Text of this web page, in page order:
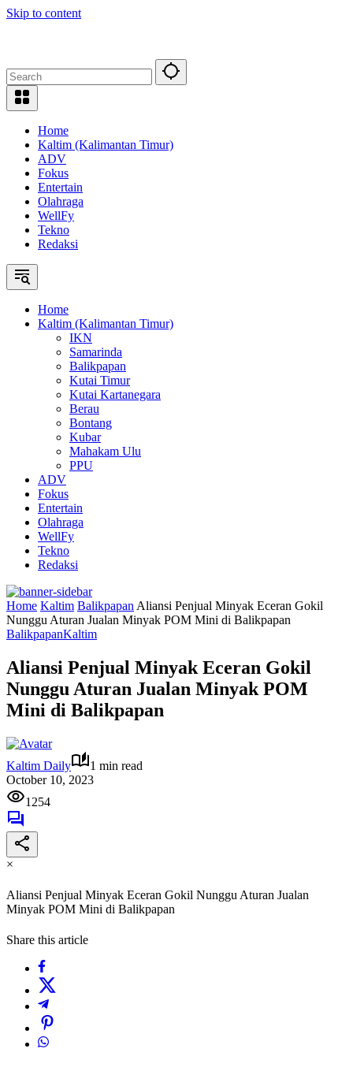
Skip to content
Home
Kaltim (Kalimantan Timur)
ADV
Fokus
Entertain
Olahraga
WellFy
Tekno
Redaksi
Home
Kaltim (Kalimantan Timur)
IKN
Samarinda
Balikpapan
Kutai Timur
Kutai Kartanegara
Berau
Bontang
Kubar
Mahakam Ulu
PPU
ADV
Fokus
Entertain
Olahraga
WellFy
Tekno
Redaksi
Home Kaltim Balikpapan Aliansi Penjual Minyak Eceran Gokil
Nunggu Aturan Jualan Minyak POM Mini di Balikpapan
BalikpapanKaltim
Aliansi Penjual Minyak Eceran Gokil
Nunggu Aturan Jualan Minyak POM
Mini di Balikpapan
Kaltim Daily
1 min read
October 10, 2023
1254
×
Aliansi Penjual Minyak Eceran Gokil Nunggu Aturan Jualan
Minyak POM Mini di Balikpapan
Share this article